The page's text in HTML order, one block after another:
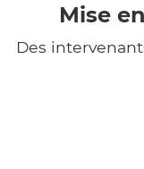
Mise
Des